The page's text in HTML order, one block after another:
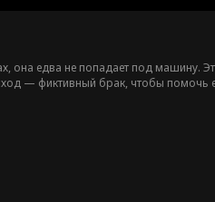
она едва не попадает под машину.
— фиктивный брак, чтобы помочь